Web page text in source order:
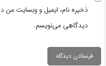
ذخیره نام، ایمیل و وبسایت من
دیدگاهی می‌نویسم.